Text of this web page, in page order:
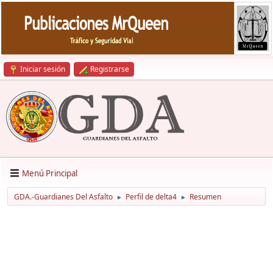
Iniciar sesión Registrarse
Menú Principal
GDA.-Guardianes Del Asfalto ► Perfil de delta4 ► Resumen